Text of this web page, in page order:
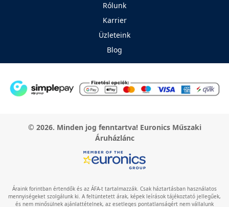
Rólunk
Karrier
Üzleteink
Blog
© 2026. Minden jog fenntartva! Euronics Műszaki
Áruházlánc
Áraink forintban értendők és az ÁFA-t tartalmazzák. Csak háztartásban használatos
mennyiségeket szolgálunk ki. A feltüntetett árak, képek leírások tájékoztató jellegűek,
és nem minősülnek ajánlattételnek, az esetleges pontatlanságért nem vállalunk